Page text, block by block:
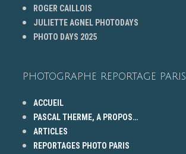
ROGER CAILLOIS
JULIETTE AGNEL PHOTODAYS
PHOTO DAYS 2025
PHOTOGRAPHE REPORTAGE PARIS
ACCUEIL
PASCAL THERME, A PROPOS…
ARTICLES
REPORTAGES PHOTO PARIS